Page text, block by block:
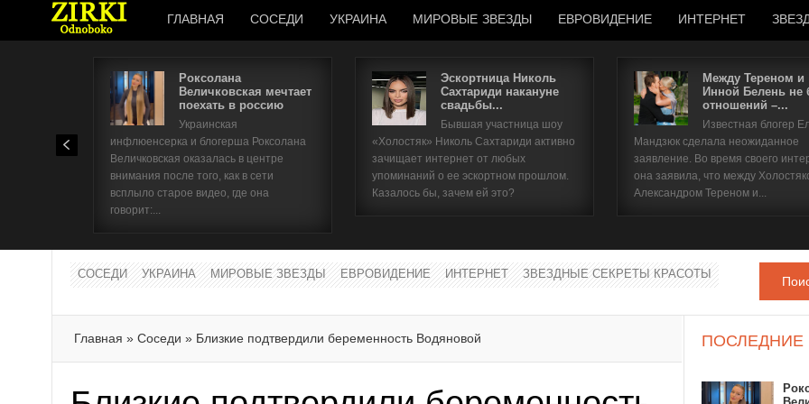
ГЛАВНАЯ СОСЕДИ УКРАИНА МИРОВЫЕ ЗВЕЗДЫ ЕВРОВИДЕНИЕ ИНТЕРНЕТ
Роксолана
Величковская мечтает
поехать в россию
Украинская
инфлюенсерка и блогерша Роксолана
Величковская оказалась в центре
внимания после того, как в сети
всплыло старое видео, где она
говорит:...
Эскортница Николь
Сахтариди накануне
свадьбы...
Бывшая участница шоу
«Холостяк» Николь Сахтариди активно
зачищает интернет от любых
упоминаний о ее эскортном прошлом.
Казалось бы, зачем ей это?
Между Тереном и
Инной Белень не
отношений –...
Известная блогер
Мандзюк сделала неожиданное
заявление. Во время своего
она заявила, что между
Александром Тереном и...
СОСЕДИ УКРАИНА МИРОВЫЕ ЗВЕЗДЫ ЕВРОВИДЕНИЕ ИНТЕРНЕТ ЗВЕЗДНЫЕ СЕКРЕТЫ КРАСОТЫ
Главная » Соседи » Близкие подтвердили беременность Водяновой ПОСЛЕДНИЕ
Имя пользователя
Забыли имя пользователя?